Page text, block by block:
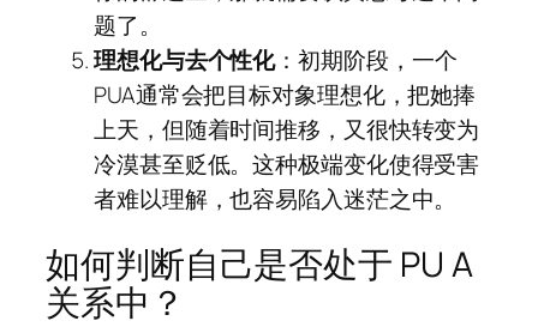
题了。
理想化与去个性化：初期阶段，一个
PUA通常会把目标对象理想化，把她捧
上天，但随着时间推移，又很快转变为
冷漠甚至贬低。这种极端变化使得受害
者难以理解，也容易陷入迷茫之中。
如何判断自己是否处于 PU A
关系中？